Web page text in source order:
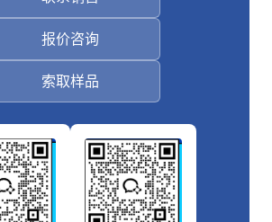
报价咨询
索取样品